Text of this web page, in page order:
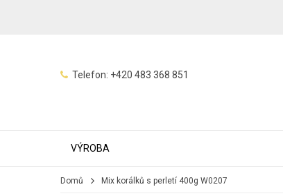
Telefon: +420 483 368 851
VÝROBA
Domů Mix korálků s perletí 400g W0207